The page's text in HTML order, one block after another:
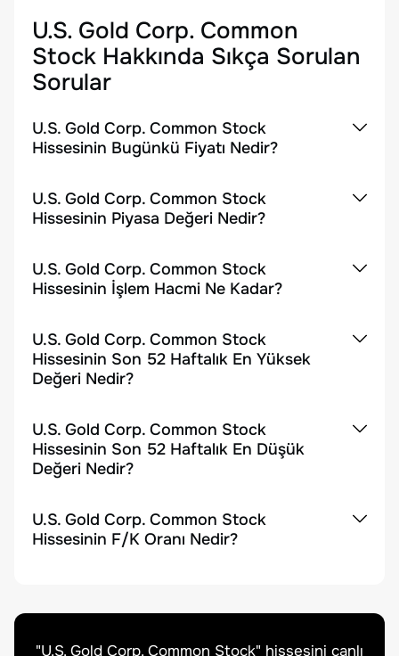
U.S. Gold Corp. Common
Stock Hakkında Sıkça Sorulan
Sorular
U.S. Gold Corp. Common Stock
Hissesinin Bugünkü Fiyatı Nedir?
U.S. Gold Corp. Common Stock
Hissesinin Piyasa Değeri Nedir?
U.S. Gold Corp. Common Stock
Hissesinin İşlem Hacmi Ne Kadar?
U.S. Gold Corp. Common Stock
Hissesinin Son 52 Haftalık En Yüksek
Değeri Nedir?
U.S. Gold Corp. Common Stock
Hissesinin Son 52 Haftalık En Düşük
Değeri Nedir?
U.S. Gold Corp. Common Stock
Hissesinin F/K Oranı Nedir?
"U.S. Gold Corp. Common Stock" hissesini canlı